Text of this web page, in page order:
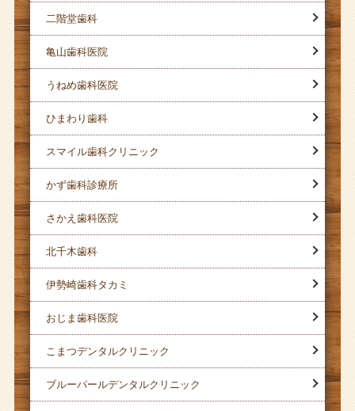
二階堂歯科
亀山歯科医院
うねめ歯科医院
ひまわり歯科
スマイル歯科クリニック
かず歯科診療所
さかえ歯科医院
北千木歯科
伊勢崎歯科タカミ
おじま歯科医院
こまつデンタルクリニック
ブルーパールデンタルクリニック